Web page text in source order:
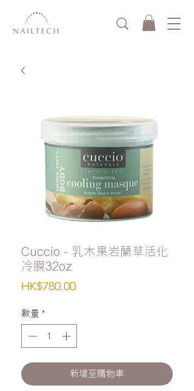
Cuccio - 乳木果岩蘭草活化
冷膜32oz
HK$780.00價
數量 *
新增至購物車